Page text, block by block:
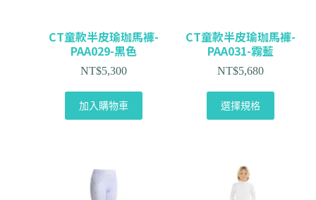
CT童款半皮瑜珈馬褲-
PAA029-黑色
NT$5,300
加入購物車
CT童款半皮瑜珈馬褲-
PAA031-霧藍
NT$5,680
選擇規格